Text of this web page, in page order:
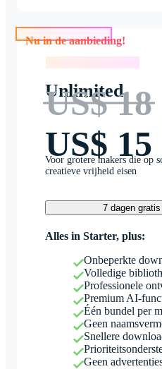
Nu in de aanbieding!
Unlimited
US$ 18
US$ 15
Voor grotere makers die op
creatieve vrijheid eisen
7 dagen
Alles in Starter, plus:
Onbeperkte
Volledige
Professionele
Premium AI-
Één bundel per
Geen
Snellere
Geen